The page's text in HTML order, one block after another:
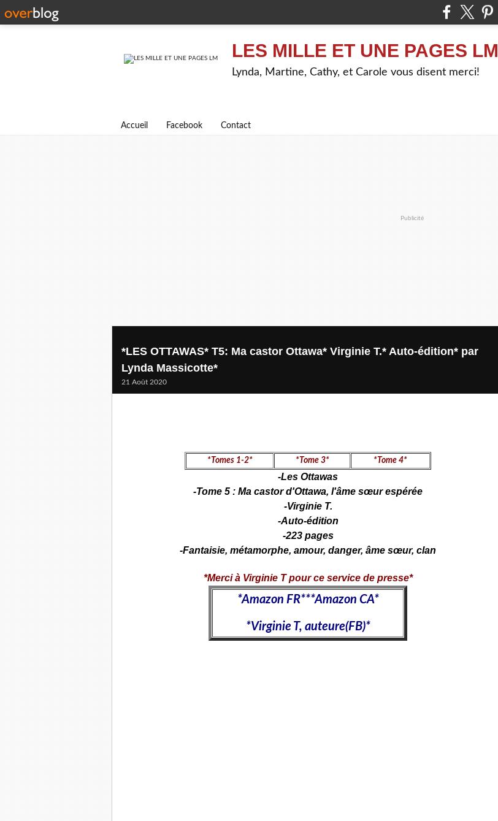
LES MILLE ET UNE PAGES LM
Lynda, Martine, Cathy, et Carole vous disent merci!
Accueil Facebook Contact
Publicité
*LES OTTAWAS* T5: Ma castor Ottawa* Virginie T.* Auto-édition* par
Lynda Massicotte*
21 Août 2020
*Tomes 1-2* *Tome 3* *Tome 4*
-Les Ottawas
-Tome 5 : Ma castor d'Ottawa, l'âme sœur espérée
-Virginie T.
-Auto-édition
-223 pages
-Fantaisie, métamorphe, amour, danger, âme sœur, clan
*Merci à Virginie T pour ce service de presse*
*Amazon FR***Amazon CA*
*Virginie T, auteure(FB)*